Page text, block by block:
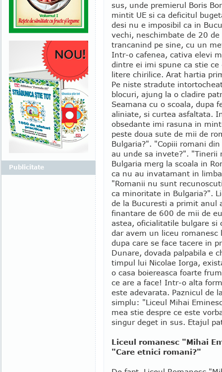
sus, unde premierul Boris
mintit UE si ca deficitul
desi nu e imposibil ca in
vechi, neschimbate de 20
trancanind pe sine, cu un
Intr-o cafenea, cativa elevi
dintre ei imi spune ca stie
litere chirilice. Arat hartia
Pe niste stradute
blocuri, ajung la o cladire
Seamana cu o scoala, dupa
aliniate, si curtea asfaltata.
obsedante imi rasuna in
peste doua sute de mii de
Bulgaria?". "Copiii romani
au unde sa invete?". "Tinerii
Bulgaria merg la scoala in
ca nu au invatamant in
"Romanii nu sunt
ca minoritate in Bulgaria?".
de la Bucuresti a primit anul
finantare de 600 de mii de
astea, oficialitatile bulgare si
dar avem un liceu
dupa care se face tacere in
Dunare, dovada palpabila e
timpul lui Nicolae Iorga,
o casa boiereasca foarte
ce are a face! Intr-o alta
este adevarata. Paznicul de
simplu: "Liceul Mihai
mea stie despre ce este
singur deget in sus. Etajul
Liceul romanesc "Mihai
"Care etnici romani?"
Publicitate